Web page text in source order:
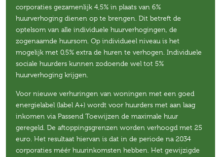
corporaties gezamenlijk 4,5% in plaats van 6%
huurverhoging dienen op te brengen. Dit betreft de
optelsom van alle individuele huurverhogingen, de
zogenaamde huursom. Op individueel niveau is het
mogelijk met 0,5% extra de huren te verhogen. Individuele
sociale huurders kunnen zodoende wel tot 5%
huurverhoging krijgen.
Voor nieuwe verhuringen van woningen met een goed
energielabel (label A+) wordt voor huurders met aan laag
inkomen via Passend Toewijzen de maximale huur
geregeld. De aftoppingsgrenzen worden verhoogd met 25
euro. Het resultaat hiervan is dat in de periode na 2034
corporaties méér huurinkomsten hebben. Het gewijzigde